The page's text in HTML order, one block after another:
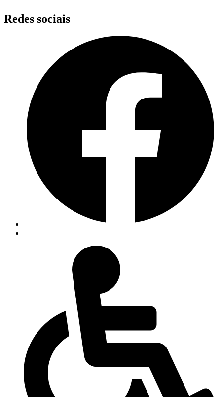
Redes sociais